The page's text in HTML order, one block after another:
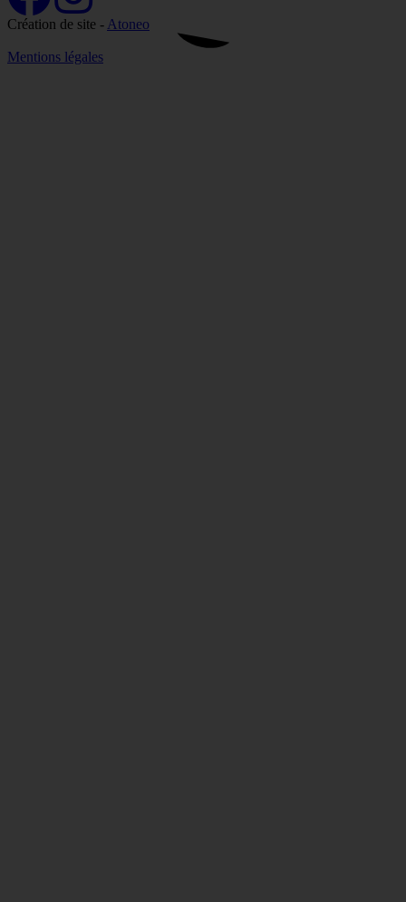
Création de site - Atoneo
Mentions légales